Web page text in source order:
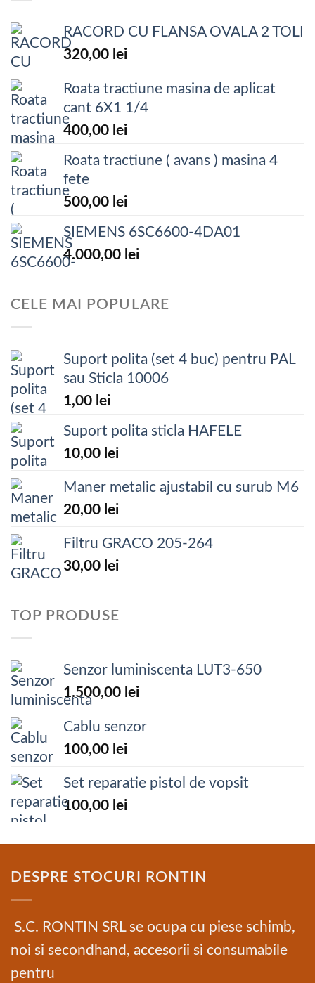
RACORD CU FLANSA OVALA 2 TOLI
320,00 lei
Roata tractiune masina de aplicat
cant 6X1 1/4
400,00 lei
Roata tractiune ( avans ) masina 4
fete
500,00 lei
SIEMENS 6SC6600-4DA01
4.000,00 lei
CELE MAI POPULARE
Suport polita (set 4 buc) pentru PAL
sau Sticla 10006
1,00 lei
Suport polita sticla HAFELE
10,00 lei
Maner metalic ajustabil cu surub M6
20,00 lei
Filtru GRACO 205-264
30,00 lei
TOP PRODUSE
Senzor luminiscenta LUT3-650
1.500,00 lei
Cablu senzor
100,00 lei
Set reparatie pistol de vopsit
100,00 lei
DESPRE STOCURI RONTIN
S.C. RONTIN SRL se ocupa cu piese schimb,
noi si secondhand, accesorii si consumabile
pentru